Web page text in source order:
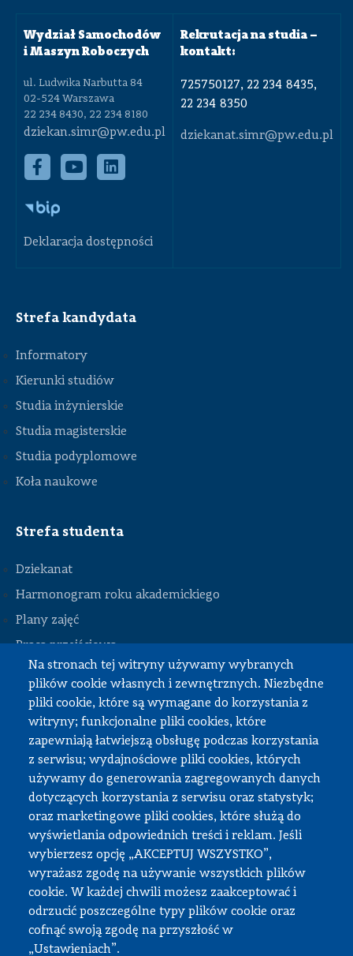
Na stronach tej witryny używamy wybranych
plików cookie własnych i zewnętrznych. Niezbędne
pliki cookie, które są wymagane do korzystania z
witryny; funkcjonalne pliki cookies, które
zapewniają łatwiejszą obsługę podczas korzystania
z serwisu; wydajnościowe pliki cookies, których
używamy do generowania zagregowanych danych
dotyczących korzystania z serwisu oraz statystyk;
oraz marketingowe pliki cookies, które służą do
wyświetlania odpowiednich treści i reklam. Jeśli
wybierzesz opcję „AKCEPTUJ WSZYSTKO”,
wyrażasz zgodę na używanie wszystkich plików
cookie. W każdej chwili możesz zaakceptować i
odrzucić poszczególne typy plików cookie oraz
cofnąć swoją zgodę na przyszłość w
„Ustawieniach”.
Wydział Samochodów
i Maszyn Roboczych
ul. Ludwika Narbutta 84
02-524 Warszawa
22 234 8430, 22 234 8180
dziekan.simr@pw.edu.pl
Deklaracja dostępności
Rekrutacja na studia –
kontakt:
725750127, 22 234 8435,
22 234 8350
dziekanat.simr@pw.edu.pl
STOPKA
Strefa kandydata
Informatory
Kierunki studiów
Studia inżynierskie
Studia magisterskie
Studia podyplomowe
Koła naukowe
Strefa studenta
Dziekanat
Harmonogram roku akademickiego
Plany zajęć
Praca przejściowa
Praca dyplomowa
Praktyki studenckie
Dokumenty do pobrania
Strefa pracownika
APD
SAP PW
Intranet
Sprawy socjalne
Repozytorium